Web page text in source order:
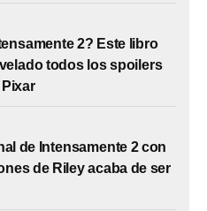
2? Este libro
todos los spoilers
de Intensamente 2 con
de Riley acaba de ser